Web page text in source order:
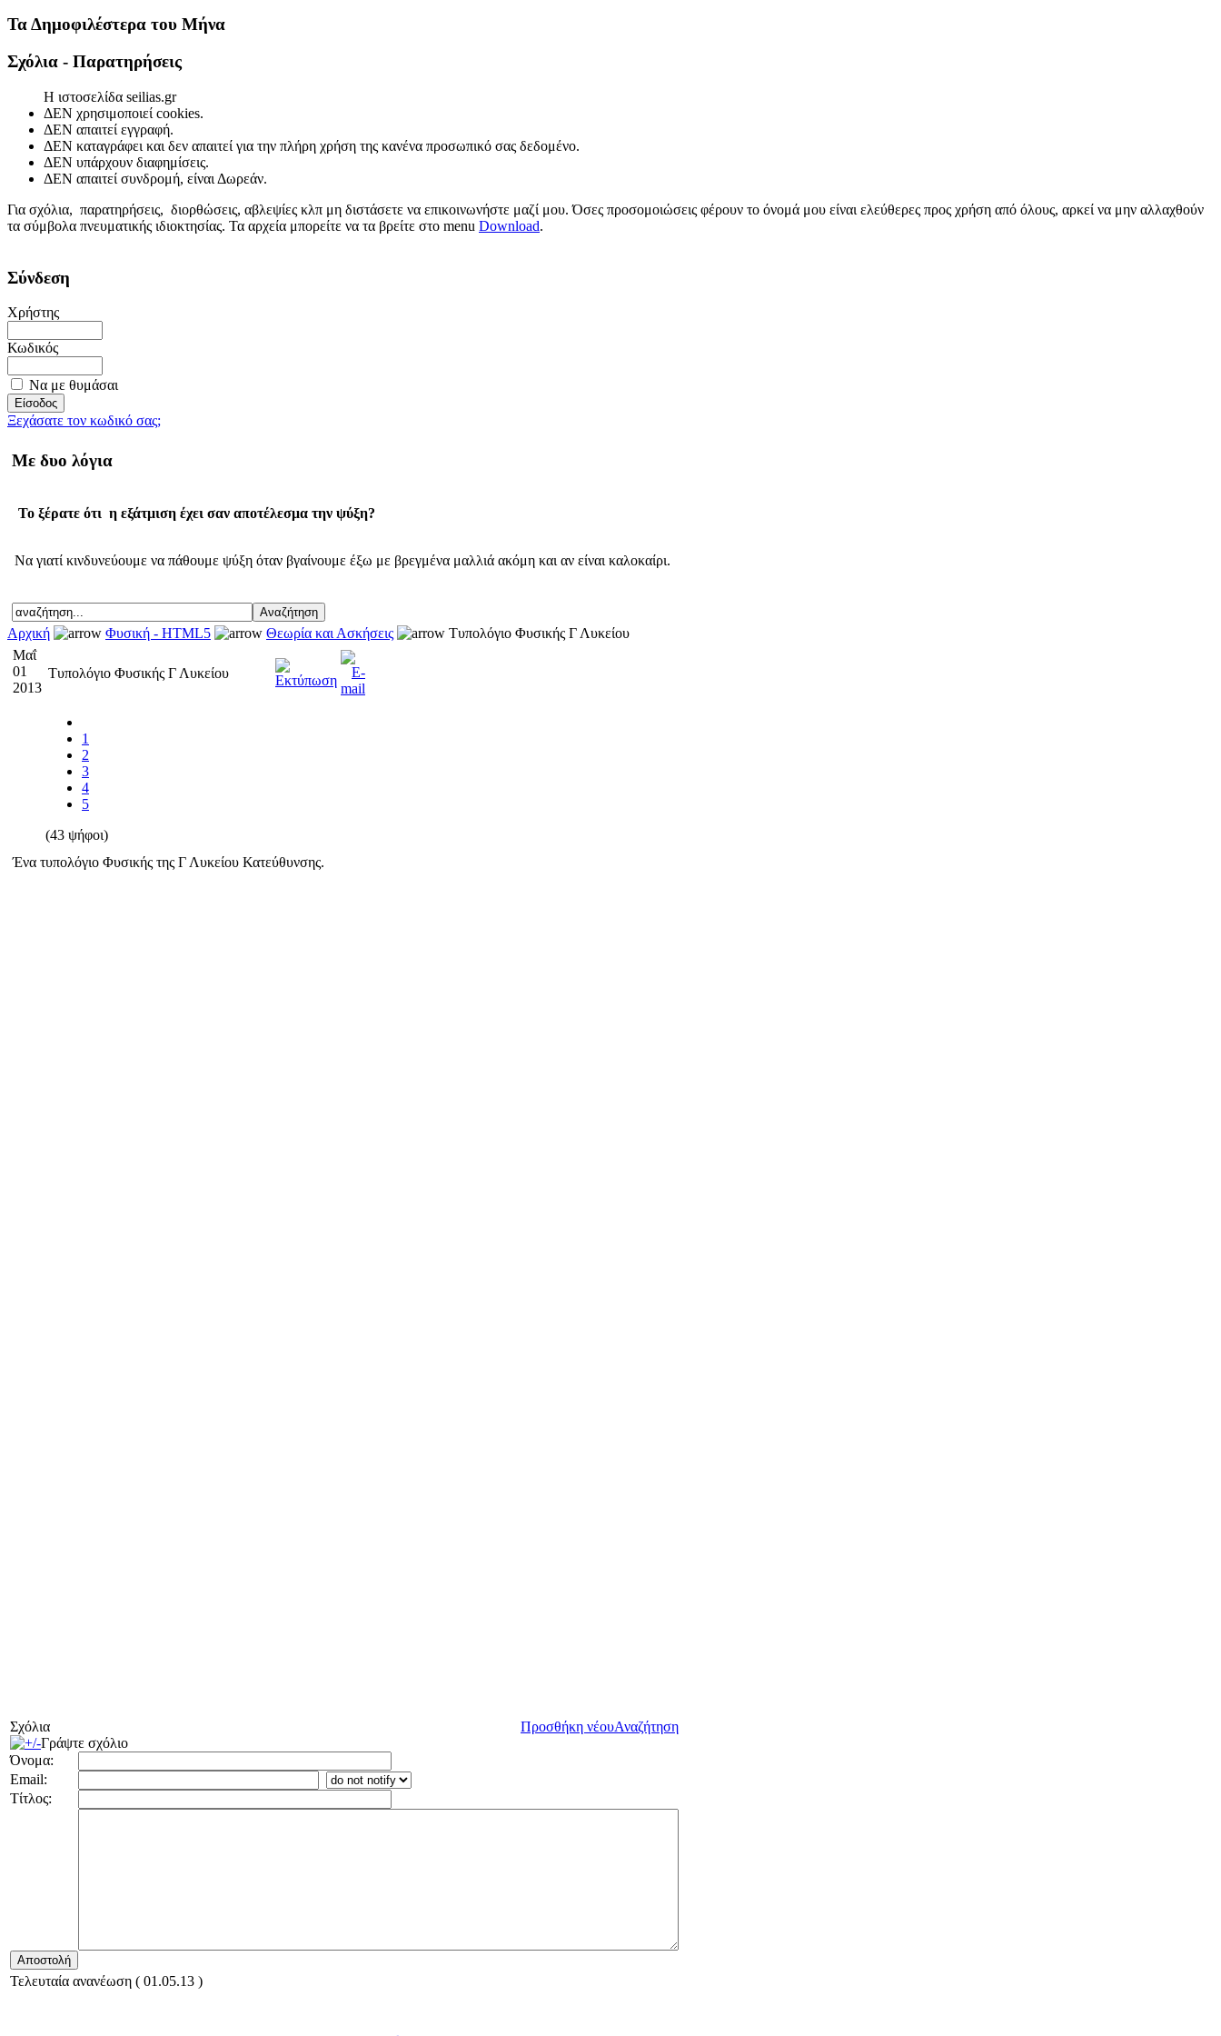
Τα Δημοφιλέστερα του Μήνα
Σχόλια - Παρατηρήσεις
Η ιστοσελίδα seilias.gr
ΔΕΝ χρησιμοποιεί cookies.
ΔΕΝ απαιτεί εγγραφή.
ΔΕΝ καταγράφει και δεν απαιτεί για την πλήρη χρήση της κανένα προσωπικό σας δεδομένο.
ΔΕΝ υπάρχουν διαφημίσεις.
ΔΕΝ απαιτεί συνδρομή, είναι Δωρεάν.
Για σχόλια, παρατηρήσεις, διορθώσεις, αβλεψίες κλπ μη διστάσετε να επικοινωνήστε μαζί μου. Όσες προσομοιώσεις φέρουν το όνομά μου είναι ελεύθερες προς χρήση από όλους, αρκεί να μην αλλαχθούν
τα σύμβολα πνευματικής ιδιοκτησίας. Τα αρχεία μπορείτε να τα βρείτε στο menu Download.
Σύνδεση
Χρήστης
Κωδικός
Να με θυμάσαι
Ξεχάσατε τον κωδικό σας;
Με δυο λόγια
Το ξέρατε ότι η εξάτμιση έχει σαν αποτέλεσμα την ψύξη?
Να γιατί κινδυνεύουμε να πάθουμε ψύξη όταν βγαίνουμε έξω με βρεγμένα μαλλιά ακόμη και αν είναι καλοκαίρι.
Αρχική Φυσική - HTML5 Θεωρία και Ασκήσεις
Τυπολόγιο Φυσικής Γ Λυκείου
Μαΐ
01
2013
Τυπολόγιο Φυσικής Γ Λυκείου
1
2
3
4
5
(43 ψήφοι)
Ένα τυπολόγιο Φυσικής της Γ Λυκείου Κατεύθυνσης.
Σχόλια Προσθήκη νέουΑναζήτηση
Γράψτε σχόλιο
Όνομα:
Email:
Τίτλος:
Τελευταία ανανέωση ( 01.05.13 )